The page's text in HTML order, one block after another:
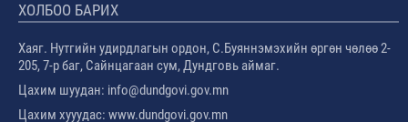
ХОЛБОО БАРИХ
Хаяг. Нутгийн удирдлагын ордон, С.Буяннэмэхийн өргөн чөлөө 2-
205, 7-р баг, Сайнцагаан сум, Дундговь аймаг.
Цахим шуудан: info@dundgovi.gov.mn
Цахим хууудас: www.dundgovi.gov.mn